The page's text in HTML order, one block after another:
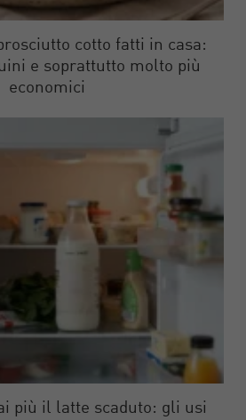
cotto fatti in casa:
e soprattutto molto più
economici
più il latte scaduto: gli usi